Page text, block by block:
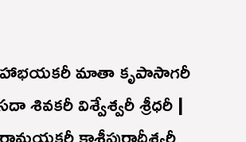
మహాభయకరీ మాతా కృపాసాగరీ
శివకరీ విశ్వేశ్వరీ శ్రీధరీ |